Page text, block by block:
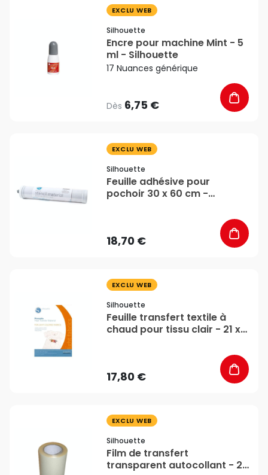
EXCLU WEB
Silhouette
Encre pour machine Mint - 5
ml - Silhouette
17 Nuances générique
Dès 6,75 €
EXCLU WEB
Silhouette
Feuille adhésive pour
pochoir 30 x 60 cm -
18,70 €
EXCLU WEB
Silhouette
Feuille transfert textile à
chaud pour tissu clair - 21 x
17,80 €
EXCLU WEB
Silhouette
Film de transfert
transparent autocollant - 20